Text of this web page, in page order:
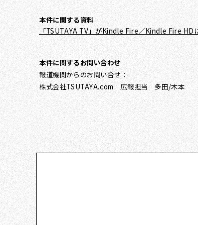
本件に関する資料
「TSUTAYA TV」がKindle Fire／Kindle Fire HD
本件に関するお問い合わせ
報道機関からのお問い合せ：
株式会社TSUTAYA.com 広報担当 多田/木本